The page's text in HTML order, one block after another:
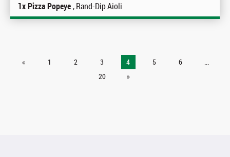
1x Pizza Popeye, Rand-Dip Aioli
« 1 2 3 4 5 6
...
20
»